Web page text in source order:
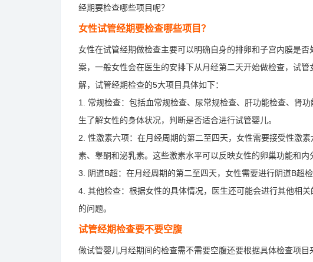
经期要检查哪些项目呢？
女性试管经期要检查哪些项目？
女性在试管经期做检查主要可以明确自身的排卵和子宫内膜是
案，一般女性会在医生的安排下从月经第二天开始做检查，试
解，试管经期检查的5大项目具体如下：
1. 常规检查：包括血常规检查、尿常规检查、肝功能检查、肾
生了解女性的身体状况，判断是否适合进行试管婴儿。
2. 性激素六项：在月经周期的第二至四天，女性需要接受性激
素、睾酮和泌乳素。这些激素水平可以反映女性的卵巢功能和内
3. 阴道B超：在月经周期的第二至四天，女性需要进行阴道B超
4. 其他检查：根据女性的具体情况，医生还可能会进行其他相
的问题。
试管经期检查要不要空腹
做试管婴儿月经期间的检查需不需要空腹还要根据具体检查项